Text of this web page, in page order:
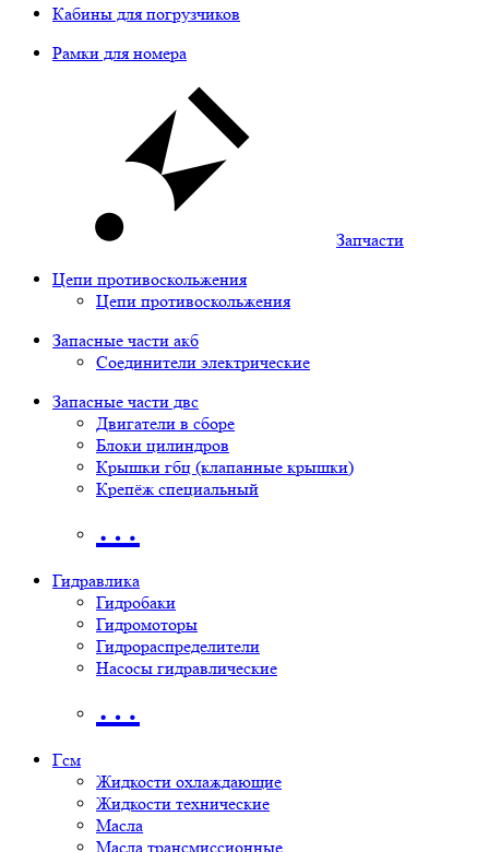
Кабины для погрузчиков
Рамки для номера
Запчасти
Цепи противоскольжения
Цепи противоскольжения
Запасные части акб
Соединители электрические
Запасные части двс
Двигатели в сборе
Блоки цилиндров
Крышки гбц (клапанные крышки)
Крепёж специальный
…
Гидравлика
Гидробаки
Гидромоторы
Гидрораспределители
Насосы гидравлические
…
Гсм
Жидкости охлаждающие
Жидкости технические
Масла
Масла трансмиссионные